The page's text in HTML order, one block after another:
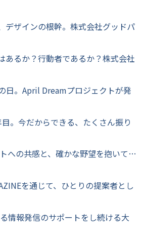
デザインの根幹。株式会社グッドパ
あるか？行動者であるか？株式会社
日。April Dreamプロジェクトが発
。今だからできる、たくさん振り
への共感と、確かな野望を抱いて…
を通じて、ひとりの提案者とし
情報発信のサポートをし続ける大